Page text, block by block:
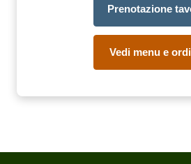
Prenotazione
Vedi menu e